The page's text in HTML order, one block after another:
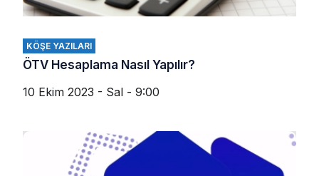
KÖŞE YAZILARI
ÖTV Hesaplama Nasıl Yapılır?
10 Ekim 2023 - Sal - 9:00